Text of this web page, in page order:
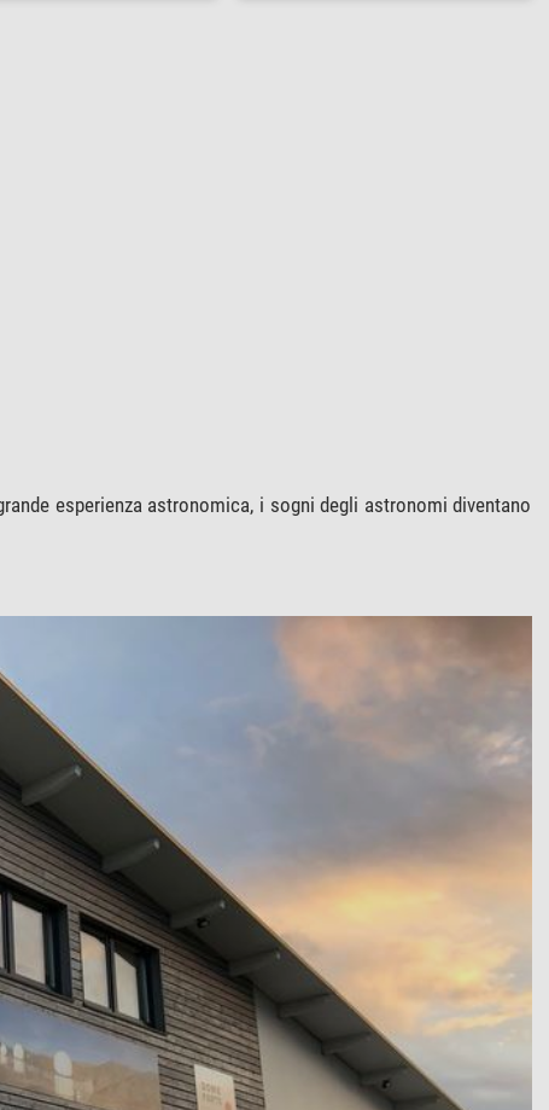
esperienza astronomica, i sogni degli astronomi diventano